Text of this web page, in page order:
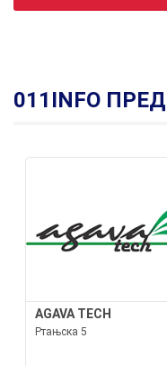
011INFO
AGAVA TECH
Ртањска 5